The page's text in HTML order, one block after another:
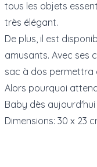
tous les objets
très élégant.
De plus, il est
amusants. Avec ses
sac à dos permettra
Alors pourquoi
Baby dès aujourd'hui
Dimensions: 30 x 23